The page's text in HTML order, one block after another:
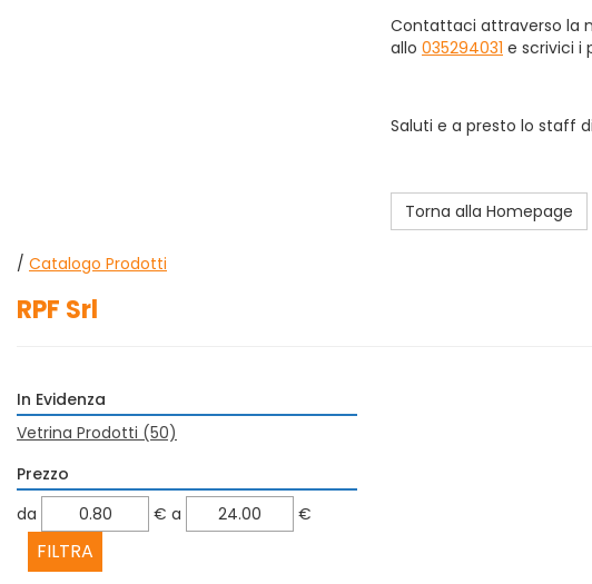
Contattaci attraverso la
allo 035294031 e scrivici i
Saluti e a presto lo staff
Torna alla Homepage
/ Catalogo Prodotti
RPF Srl
In Evidenza
Vetrina Prodotti (50)
Prezzo
filtra
da
da € filtra
a €